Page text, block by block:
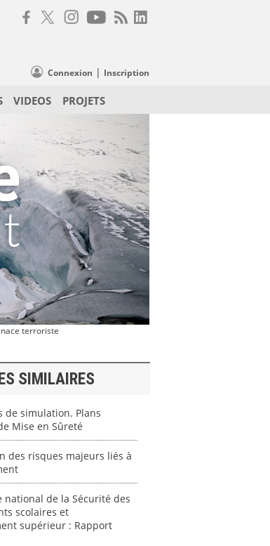
Connexion | Inscription
VIDEOS PROJETS
terroriste
SIMILAIRES
de simulation. Plans
Mise en Sûreté
des risques majeurs liés à
national de la Sécurité des
scolaires et
supérieur : Rapport